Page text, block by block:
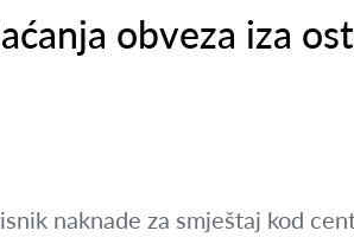
obveza iza
naknade za smještaj kod